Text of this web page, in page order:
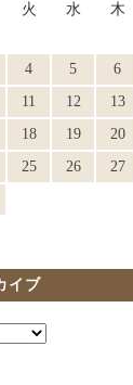
火 水 木
4 5 6
11 12 13
18 19 20
25 26 27
イブ